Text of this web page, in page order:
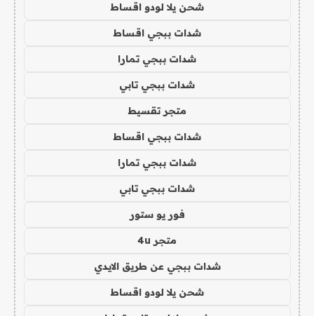
شحن يلا لودو اقساط
شدات ببجي اقساط
شدات ببجي تمارا
شدات ببجي تابي
متجر تقسيط
شدات ببجي اقساط
شدات ببجي تمارا
شدات ببجي تابي
فور يو ستور
متجر 4u
شدات ببجي عن طريق الايدي
شحن يلا لودو اقساط